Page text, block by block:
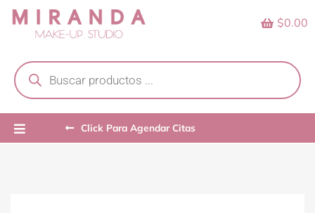
Skip
search
$0.00
Click Para Agendar Citas